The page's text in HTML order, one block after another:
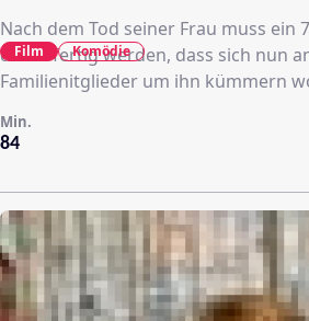
Nach dem Tod seiner Frau muss ein
damit fertig werden, dass sich nun
Familienitglieder um ihn kümmern
84
Min.
Film Komödie